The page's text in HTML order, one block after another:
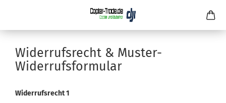
Widerrufsrecht & Muster-
Widerrufsformular
Widerrufsrecht 1